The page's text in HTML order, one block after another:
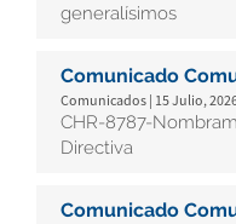
generalísimos
Comunicado
Comunicados | 15 Julio,
CHR-8787-
Directiva
Comunicado